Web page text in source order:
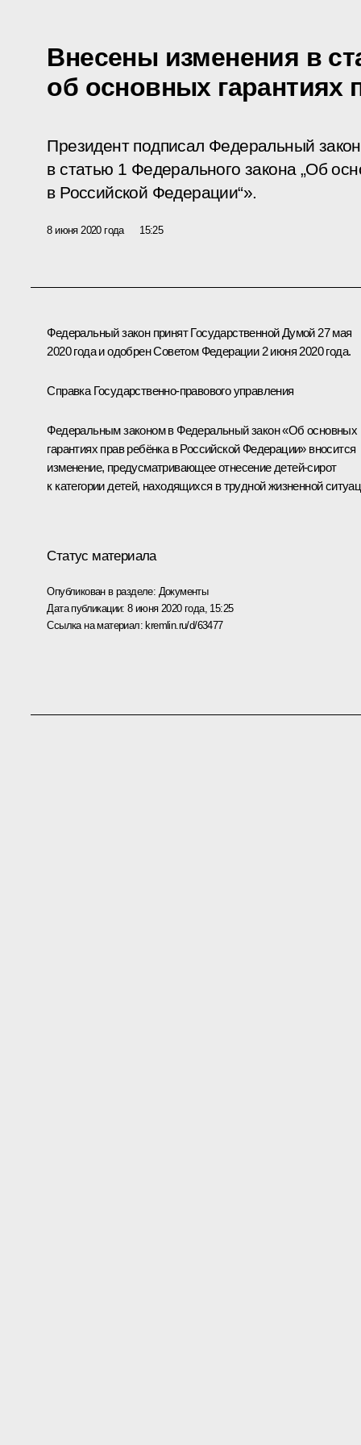
Внесены изменения в
об основных гарантиях
Президент подписал Федеральный
в статью 1 Федерального закона „Об
в Российской Федерации“».
8 июня 2020 года 15:25
Федеральный закон принят Государственной Думой 27 мая
2020 года и одобрен Советом Федерации 2 июня 2020 года.
Справка Государственно-правового управления
Федеральным законом в Федеральный закон «Об основных
гарантиях прав ребёнка в Российской Федерации» вносится
изменение, предусматривающее отнесение детей-сирот
к категории детей, находящихся в трудной жизненной
Статус материала
Опубликован в разделе: Документы
Дата публикации:8 июня 2020 года, 15:25
Ссылка на материал: kremlin.ru/d/63477